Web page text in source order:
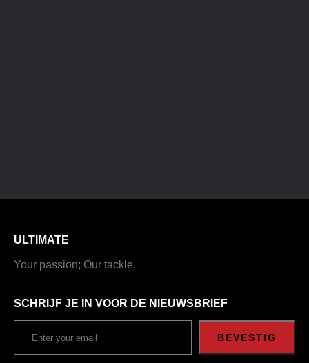
ULTIMATE
Your passion; Our tackle.
SCHRIJF JE IN VOOR DE NIEUWSBRIEF
BEVESTIG